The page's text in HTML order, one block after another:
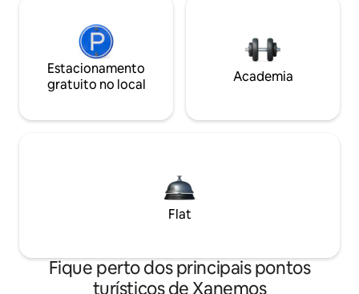
Estacionamento
gratuito no local
Academia
Flat
Fique perto dos principais pontos
turísticos de Xanemos